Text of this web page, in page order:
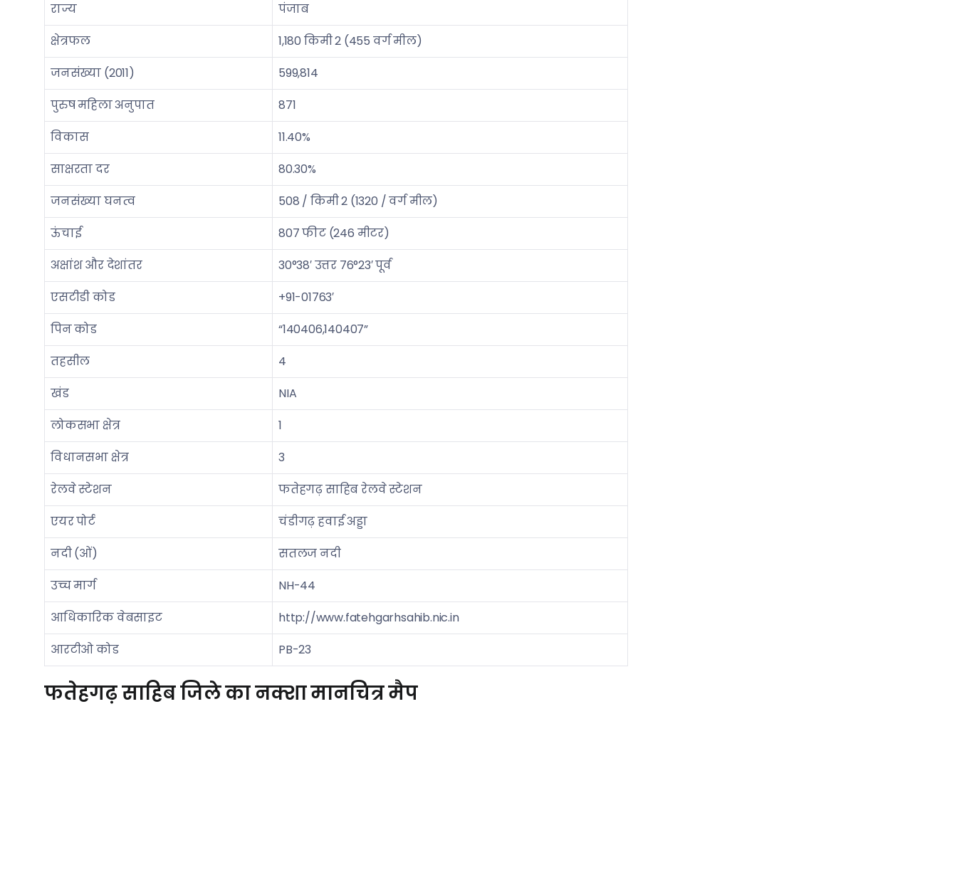
राज्य
पंजाब
क्षेत्रफल
1,180 किमी 2 (455 वर्ग मील)
जनसंख्या (2011)
599,814
पुरुष महिला अनुपात
871
विकास
11.40%
साक्षरता दर
80.30%
जनसंख्या घनत्व
508 / किमी 2 (1320 / वर्ग मील)
ऊंचाई
807 फीट (246 मीटर)
अक्षांश और देशांतर
30°38′ उत्तर 76°23′ पूर्व
एसटीडी कोड
+91-01763′
पिन कोड
“140406,140407”
तहसील
4
खंड
NIA
लोकसभा क्षेत्र
1
विधानसभा क्षेत्र
3
रेलवे स्टेशन
फतेहगढ़ साहिब रेलवे स्टेशन
एयर पोर्ट
चंडीगढ़ हवाई अड्डा
नदी (ओं)
सतलज नदी
उच्च मार्ग
NH-44
आधिकारिक वेबसाइट
http://www.fatehgarhsahib.nic.in
आरटीओ कोड
PB-23
फतेहगढ़ साहिब जिले का नक्शा मानचित्र मैप